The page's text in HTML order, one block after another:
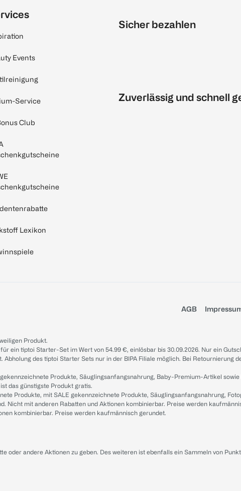
Events
Service
Club
Lexikon
Sicher bezahlen
Zuverlässig und schnell
AGB
Produkt.
ein tiptoi Starter-Set im Wert von 54.99 €, einlösbar bis 30.09.2026. Nur ein
des tiptoi Starter Sets nur in der BIPA Filiale möglich. Bei Retournierung
Produkte, Säuglingsanfangsnahrung, Baby-Premium-Artikel
das günstigste Produkt gratis.
Produkte, mit SALE gekennzeichnete Produkte, Säuglingsanfangsnahrung,
Nicht mit anderen Rabatten und Aktionen kombinierbar. Preise werden
kombinierbar. Preise werden kaufmännisch gerundet.
oder andere Aktionen zu geben. Des weiteren ist ebenfalls ein Sammeln von